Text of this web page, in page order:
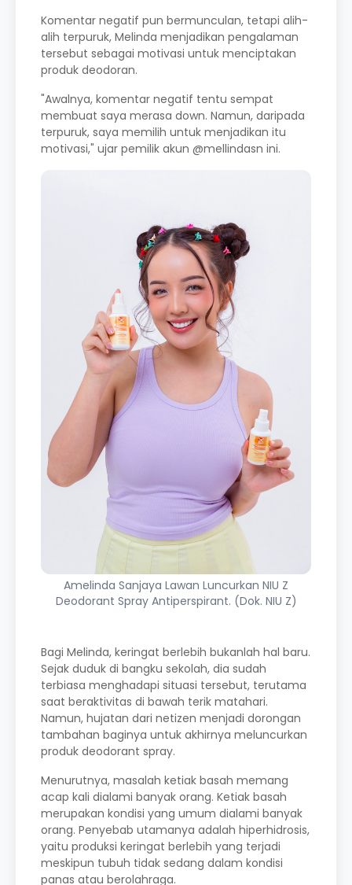
Komentar negatif pun bermunculan, tetapi alih-
alih terpuruk, Melinda menjadikan pengalaman
tersebut sebagai motivasi untuk menciptakan
produk deodoran.
"Awalnya, komentar negatif tentu sempat
membuat saya merasa down. Namun, daripada
terpuruk, saya memilih untuk menjadikan itu
motivasi," ujar pemilik akun @mellindasn ini.
Amelinda Sanjaya Lawan Luncurkan NIU Z
Deodorant Spray Antiperspirant. (Dok. NIU Z)
Bagi Melinda, keringat berlebih bukanlah hal baru.
Sejak duduk di bangku sekolah, dia sudah
terbiasa menghadapi situasi tersebut, terutama
saat beraktivitas di bawah terik matahari.
Namun, hujatan dari netizen menjadi dorongan
tambahan baginya untuk akhirnya meluncurkan
produk deodorant spray.
Menurutnya, masalah ketiak basah memang
acap kali dialami banyak orang. Ketiak basah
merupakan kondisi yang umum dialami banyak
orang. Penyebab utamanya adalah hiperhidrosis,
yaitu produksi keringat berlebih yang terjadi
meskipun tubuh tidak sedang dalam kondisi
panas atau berolahraga.